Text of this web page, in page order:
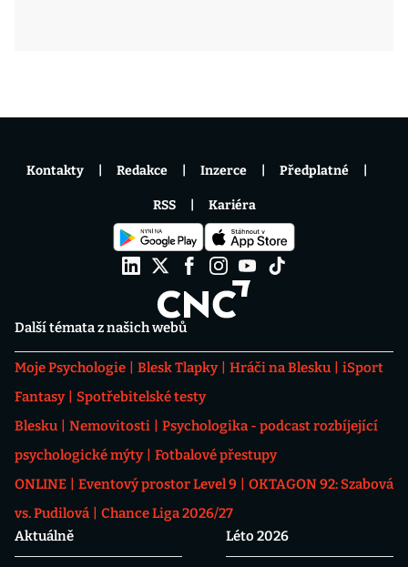
Další témata z našich webů
Moje Psychologie Blesk Tlapky Hráči na Blesku
iSport
Fantasy
Spotřebitelské testy
Blesku
Nemovitosti
Psychologika - podcast rozbíjející
psychologické mýty
Fotbalové přestupy
ONLINE
Eventový prostor Level 9
OKTAGON 92: Szabová
vs. Pudilová
Chance Liga 2026/27
Aktuálně
Léto 2026
Kontakty Redakce Inzerce Předplatné
RSS Kariéra